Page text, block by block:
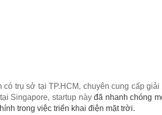
trụ sở tại TP.HCM, chuyên cung cấp
Singapore, startup nàyđã nhanh chóng
trong việc triển khai điện mặt trời.